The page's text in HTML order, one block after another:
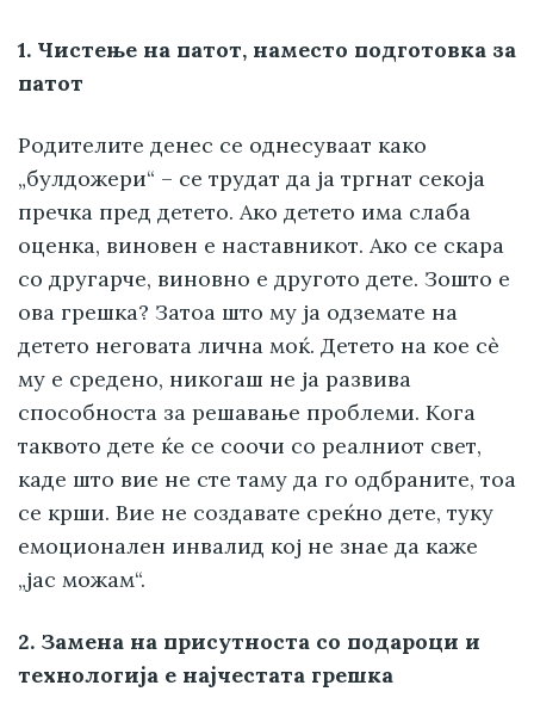
1. Чистење на патот, наместо подготовка за
патот
Родителите денес се однесуваат како
„булдожери“ – се трудат да ја тргнат секоја
пречка пред детето. Ако детето има слаба
оценка, виновен е наставникот. Ако се скара
со другарче, виновно е другото дете. Зошто е
ова грешка? Затоа што му ја одземате на
детето неговата лична моќ. Детето на кое сè
му е средено, никогаш не ја развива
способноста за решавање проблеми. Кога
таквото дете ќе се соочи со реалниот свет,
каде што вие не сте таму да го одбраните, тоа
се крши. Вие не создавате среќно дете, туку
емоционален инвалид кој не знае да каже
„јас можам“.
2. Замена на присутноста со подароци и
технологија е најчестата грешка